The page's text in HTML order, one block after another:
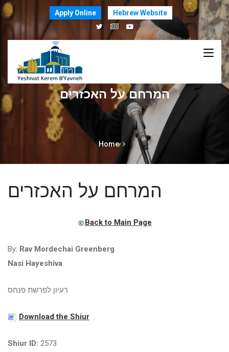
Apply Online Hebrew Website
המרחם על האכזרים
Home
המרחם על האכזרים
Back to Main Page
By: Rav Mordechai Greenberg
Nasi Hayeshiva
רעיון לפרשת פנחס
Download the Shiur
Shiur ID: 2573